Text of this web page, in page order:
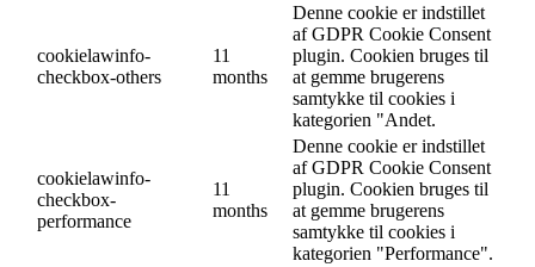
cookielawinfo-
checkbox-others
11
months
Denne cookie er indstillet
af GDPR Cookie Consent
plugin. Cookien bruges til
at gemme brugerens
samtykke til cookies i
kategorien "Andet.
cookielawinfo-
checkbox-
performance
11
months
Denne cookie er indstillet
af GDPR Cookie Consent
plugin. Cookien bruges til
at gemme brugerens
samtykke til cookies i
kategorien "Performance".